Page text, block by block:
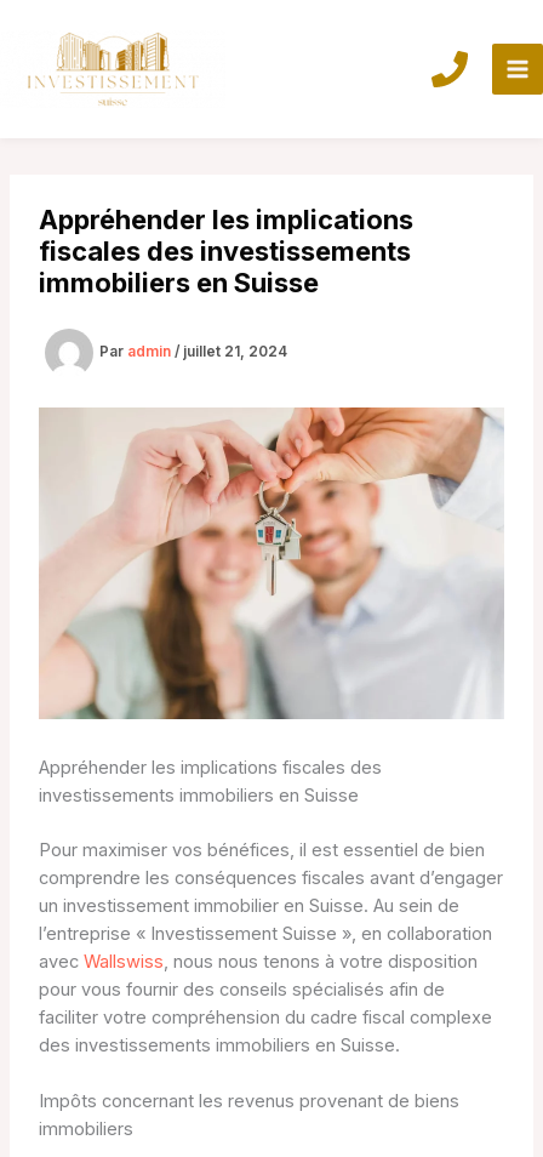
contenu
Appréhender les implications
fiscales des investissements
immobiliers en Suisse
Par admin / juillet 21, 2024
Appréhender les implications fiscales des
investissements immobiliers en Suisse
Pour maximiser vos bénéfices, il est essentiel de bien
comprendre les conséquences fiscales avant d’engager
un investissement immobilier en Suisse. Au sein de
l’entreprise « Investissement Suisse », en collaboration
avec Wallswiss, nous nous tenons à votre disposition
pour vous fournir des conseils spécialisés afin de
faciliter votre compréhension du cadre fiscal complexe
des investissements immobiliers en Suisse.
Impôts concernant les revenus provenant de biens
immobiliers